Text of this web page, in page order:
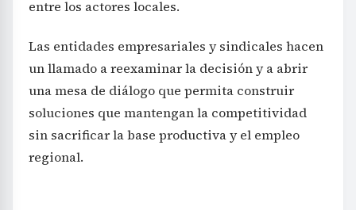
entre los actores locales.
Las entidades empresariales y sindicales hacen
un llamado a reexaminar la decisión y a abrir
una mesa de diálogo que permita construir
soluciones que mantengan la competitividad
sin sacrificar la base productiva y el empleo
regional.